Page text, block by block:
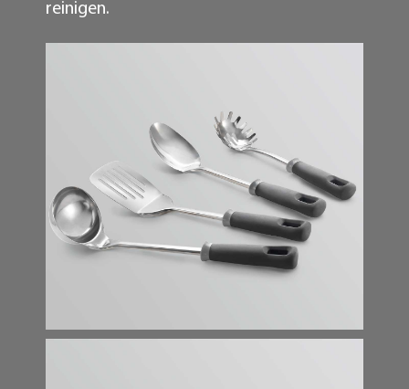
reinigen.